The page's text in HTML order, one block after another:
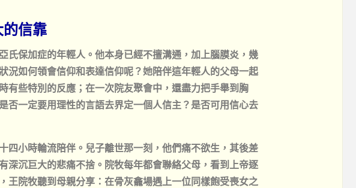
的信靠
氏保加症的年輕人。他本身已經不擅溝通，加上腦膜炎，幾
況如何領會信仰和表達信仰呢？她陪伴這年輕人的父母一起
有些特別的反應；在一次院友聚會中，還盡力把手舉到胸
否一定要用理性的言語去界定一個人信主？是否可用信心去
四小時輪流陪伴。兒子離世那一刻，他們痛不欲生，其後差
深沉巨大的悲痛不捨。院牧每年都會聯絡父母，看到上帝逐
王院牧聽到母親分享：在骨灰龕場遇上一位同樣飽受喪女之